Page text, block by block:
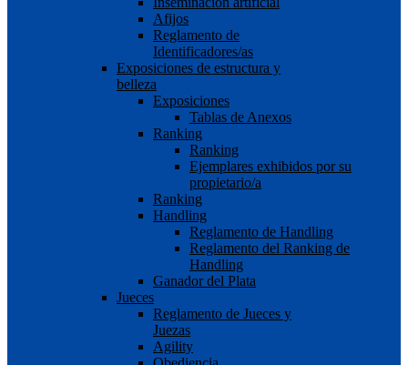
Afijos
Reglamento de
Identificadores/as
Exposiciones de estructura y
belleza
Exposiciones
Tablas de Anexos
Ranking
Ranking
Ejemplares exhibidos por su
propietario/a
Ranking
Handling
Reglamento de Handling
Reglamento del Ranking de
Handling
Ganador del Plata
Jueces
Reglamento de Jueces y
Juezas
Agility